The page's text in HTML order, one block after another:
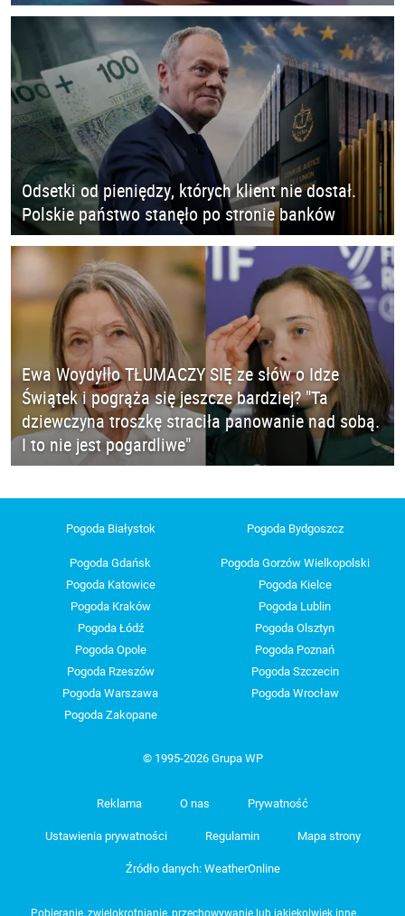
Odsetki od pieniędzy, których klient nie dostał.
Polskie państwo stanęło po stronie banków
Ewa Woydyłło TŁUMACZY SIĘ ze słów o Idze
Świątek i pogrąża się jeszcze bardziej? "Ta
dziewczyna troszkę straciła panowanie nad sobą.
I to nie jest pogardliwe"
Pogoda Białystok Pogoda Bydgoszcz
Pogoda Gdańsk
Pogoda Gorzów Wielkopolski
Pogoda Katowice
Pogoda Kielce
Pogoda Kraków
Pogoda Lublin
Pogoda Łódź
Pogoda Olsztyn
Pogoda Opole
Pogoda Poznań
Pogoda Rzeszów
Pogoda Szczecin
Pogoda Warszawa
Pogoda Wrocław
Pogoda Zakopane
© 1995-2026 Grupa WP
Reklama O nas Prywatność
Ustawienia prywatności Regulamin Mapa strony
Źródło danych: WeatherOnline
Pobieranie, zwielokrotnianie, przechowywanie lub jakiekolwiek inne